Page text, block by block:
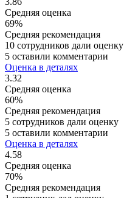
Средняя оценка
69%
Средняя рекомендация
10 сотрудников дали оценку
5 оставили комментарии
Оценка в деталях
3.32
Средняя оценка
60%
Средняя рекомендация
5 сотрудников дали оценку
5 оставили комментарии
Оценка в деталях
4.58
Средняя оценка
70%
Средняя рекомендация